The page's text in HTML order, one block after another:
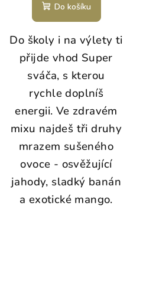
Do košíku
Do školy i na výlety ti
přijde vhod Super
sváča, s kterou
rychle doplníš
energii. Ve zdravém
mixu najdeš tři druhy
mrazem sušeného
ovoce - osvěžující
jahody, sladký banán
a exotické mango.